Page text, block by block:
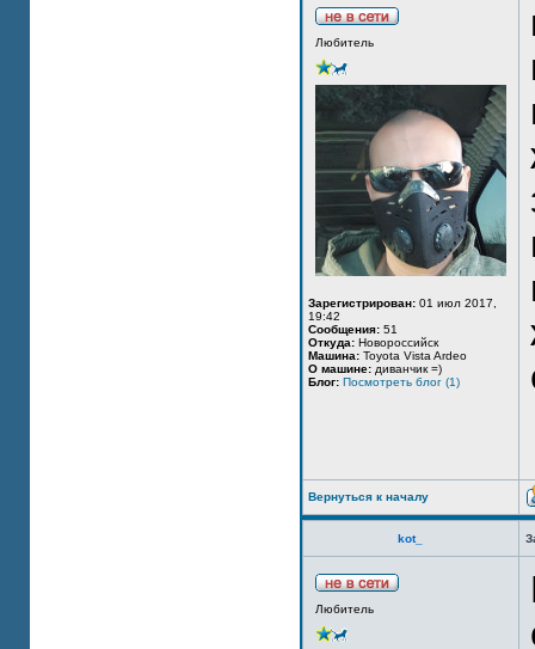
Любитель
Зарегистрирован: 01 июл 2017,
19:42
Сообщения: 51
Откуда: Новороссийск
Машина: Toyota Vista Ardeo
О машине: диванчик =)
Блог: Посмотреть блог (1)
Вернуться к началу
kot_
Любитель